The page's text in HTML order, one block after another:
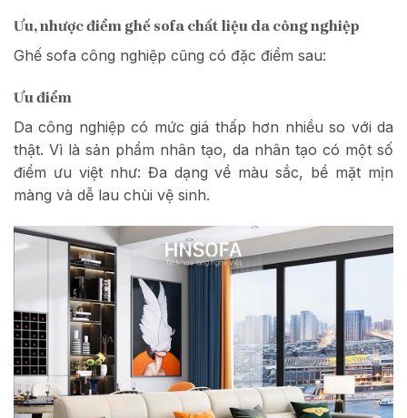
Ưu, nhược điểm ghế sofa chất liệu da công nghiệp
Ghế sofa công nghiệp cũng có đặc điểm sau:
Ưu điểm
Da công nghiệp có mức giá thấp hơn nhiều so với da
thật. Vì là sản phẩm nhân tạo, da nhân tạo có một số
điểm ưu việt như: Đa dạng về màu sắc, bề mặt mịn
màng và dễ lau chùi vệ sinh.